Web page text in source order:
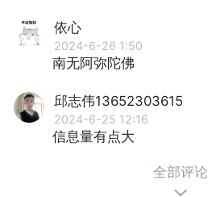
依心
2024-6-26 1:50
南无阿弥陀佛
邱志伟13652303615
2024-6-25 12:16
信息量有点大
全部评论